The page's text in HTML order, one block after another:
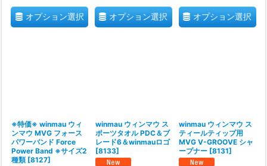
オプション選択 オプション選択 オプション選択
※特価※ winmau ウィ
ンマウ MVG フォース
パワーバンド Force
Power Band ※サイズ2
種類 [8127]
winmau ウィンマウ ス
ポーツタオル PDC＆ブ
レード6＆winmauロゴ
[8133]
winmau ウィンマウ ス
ティールティップ用
MVG V-GROOVE シャ
ープナー [8131]